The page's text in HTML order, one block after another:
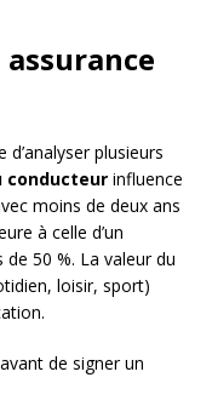
plusieurs
conducteur influence
moins de deux ans
à celle d’un
50 %. La valeur du
loisir, sport)
de signer un